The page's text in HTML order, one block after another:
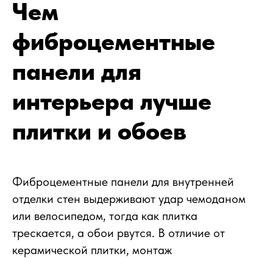
Чем
фиброцементные
панели для
интерьера лучше
плитки и обоев
Фиброцементные панели для внутренней
отделки стен выдерживают удар чемоданом
или велосипедом, тогда как плитка
трескается, а обои рвутся. В отличие от
керамической плитки, монтаж